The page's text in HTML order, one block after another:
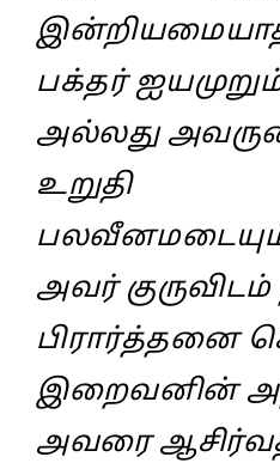
பக்தர்
அல்லது
உறுதி
அவர்
பிரார்த்தனை
இறைவனின்
அவரை